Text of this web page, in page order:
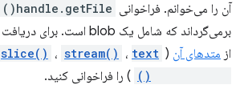
آن را می‌خوانم. فراخوانی handle.getFile()
از متدهای آن (
slice() ، stream() ، text()
) را فراخوانی کنید.